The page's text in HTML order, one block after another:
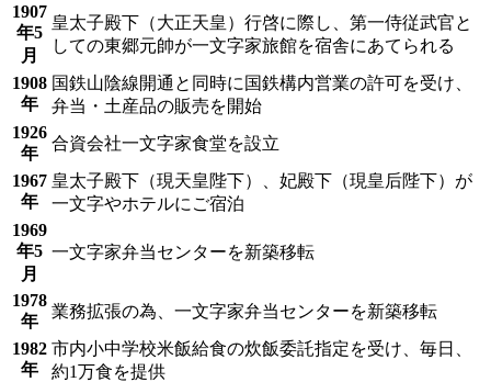
1907
年5
月
皇太子殿下（大正天皇）行啓に際し、第一侍従武官と
しての東郷元帥が一文字家旅館を宿舎にあてられる
1908
年
国鉄山陰線開通と同時に国鉄構内営業の許可を受け、
弁当・土産品の販売を開始
1926
年
合資会社一文字家食堂を設立
1967
年
皇太子殿下（現天皇陛下）、妃殿下（現皇后陛下）が
一文字やホテルにご宿泊
1969
年5
月
一文字家弁当センターを新築移転
1978
年
業務拡張の為、一文字家弁当センターを新築移転
1982
年
市内小中学校米飯給食の炊飯委託指定を受け、毎日、
約1万食を提供